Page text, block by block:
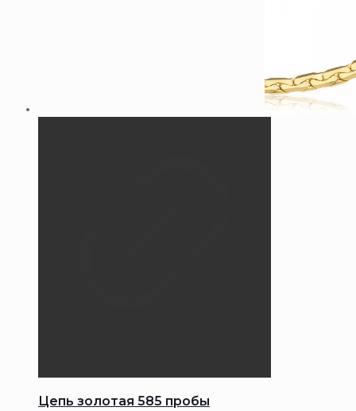
Цепь золотая 585 пробы